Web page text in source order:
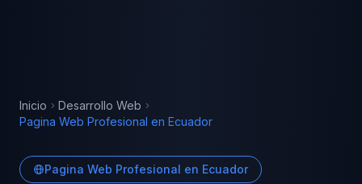
Inicio
Desarrollo Web
Pagina Web Profesional en Ecuador
Pagina Web Profesional en Ecuador